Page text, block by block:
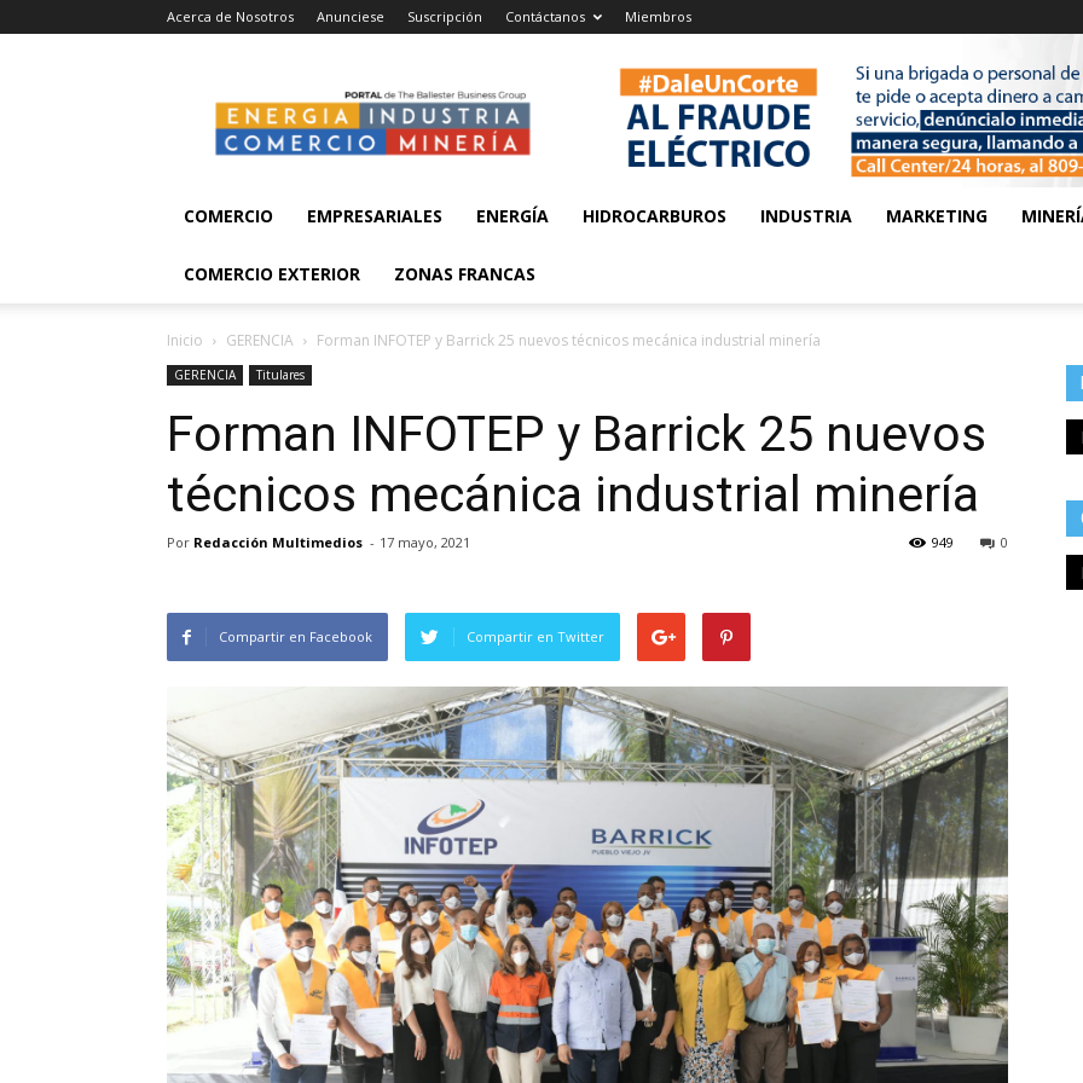
Acerca de Nosotros Anunciese Suscripción Contáctanos Miembros
Industria,
Comercio
y
COMERCIO
EMPRESARIALES ENERGÍA HIDROCARBUROS INDUSTRIA MARKETING
COMERCIO EXTERIOR ZONAS FRANCAS
Inicio GERENCIA Forman INFOTEP y Barrick 25 nuevos técnicos mecánica industrial minería
GERENCIA Titulares
Forman INFOTEP y Barrick 25 nuevos
técnicos mecánica industrial minería
Por Redacción Multimedios - 17 mayo, 2021 0
949
Compartir en Facebook Compartir en Twitter